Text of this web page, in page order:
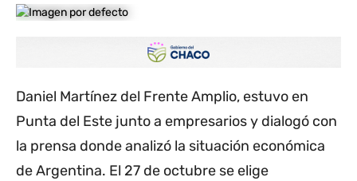
Daniel Martínez del Frente Amplio, estuvo en
Punta del Este junto a empresarios y dialogó con
la prensa donde analizó la situación económica
de Argentina. El 27 de octubre se elige